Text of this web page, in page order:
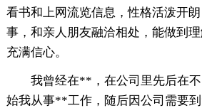
看书和上网流览信息，性格活泼开
事，和亲人朋友融洽相处，能做到
充满信心。
我曾经在**，在公司里先后在
始我从事**工作，随后因公司需要